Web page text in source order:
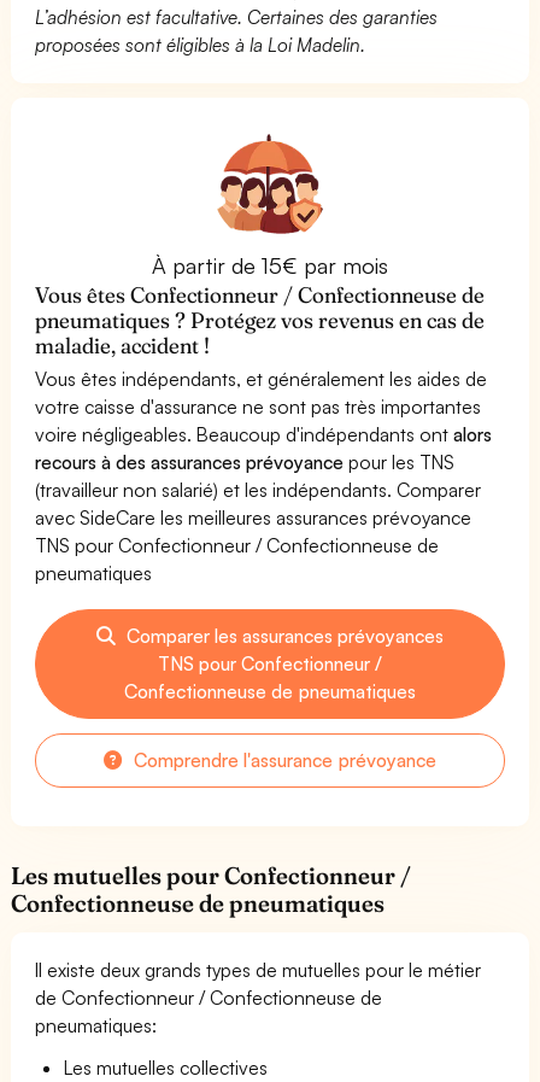
L’adhésion est facultative. Certaines des garanties
proposées sont éligibles à la Loi Madelin.
À partir de 15€ par mois
Vous êtes Confectionneur / Confectionneuse de
pneumatiques ? Protégez vos revenus en cas de
maladie, accident !
Vous êtes indépendants, et généralement les aides de
votre caisse d'assurance ne sont pas très importantes
voire négligeables. Beaucoup d'indépendants ontalors
recours à des assurances prévoyance pour les TNS
(travailleur non salarié) et les indépendants. Comparer
avec SideCare les meilleures assurances prévoyance
TNS pour Confectionneur / Confectionneuse de
pneumatiques
Comparer les assurances prévoyances
TNS pour Confectionneur /
Confectionneuse de pneumatiques
Comprendre l'assurance prévoyance
Les mutuelles pour Confectionneur /
Confectionneuse de pneumatiques
Il existe deux grands types de mutuelles pour le métier
de Confectionneur / Confectionneuse de
pneumatiques:
Les mutuelles collectives